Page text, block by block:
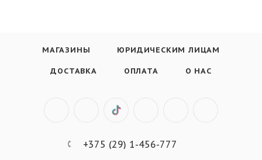
МАГАЗИНЫ ЮРИДИЧЕСКИМ ЛИЦАМ
ДОСТАВКА ОПЛАТА О НАС
+375 (29) 1-456-777